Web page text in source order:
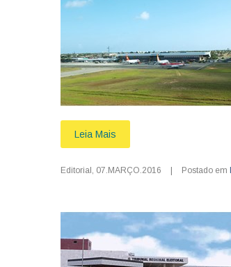
Leia Mais
Editorial , 07.MARÇO.2016 Postado em